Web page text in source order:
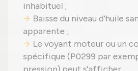
inhabituel ;
Baisse du niveau d'huile
apparente ;
Le voyant moteur ou un
spécifique (P0299 par